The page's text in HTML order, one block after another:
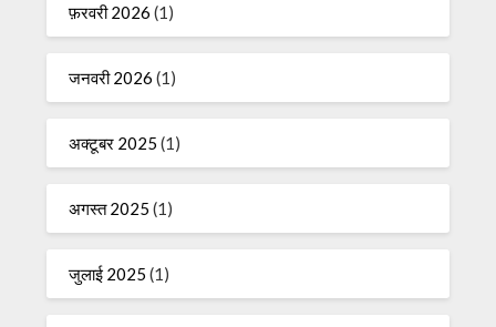
फ़रवरी 2026 (1)
जनवरी 2026 (1)
अक्टूबर 2025 (1)
अगस्त 2025 (1)
जुलाई 2025 (1)